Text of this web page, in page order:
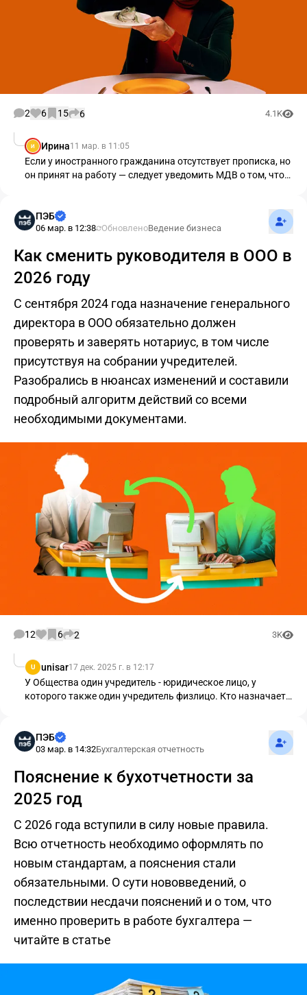
2 6 15 6 4.1K
И Ирина11 мар. в 11:05
Если у иностранного гражданина отсутствует прописка, но
он принят на работу — следует уведомить МДВ о том, что
иностранца предоставляют:
ПЭБ
06 мар. в 12:38 ОбновленоВедение бизнеса
Как сменить руководителя в ООО в
2026 году
С сентября 2024 года назначение генерального
директора в ООО обязательно должен
проверять и заверять нотариус, в том числе
присутствуя на собрании учредителей.
Разобрались в нюансах изменений и составили
подробный алгоритм действий со всеми
необходимыми документами.
12 6 2 3K
U unisar17 дек. 2025 г. в 12:17
У Общества один учредитель - юридическое лицо, у
которого также один учредитель физлицо. Кто назначает
ПЭБ
03 мар. в 14:32Бухгалтерская отчетность
Пояснение к бухотчетности за
2025 год
С 2026 года вступили в силу новые правила.
Всю отчетность необходимо оформлять по
новым стандартам, а пояснения стали
обязательными. О сути нововведений, о
последствии несдачи пояснений и о том, что
именно проверить в работе бухгалтера —
читайте в статье